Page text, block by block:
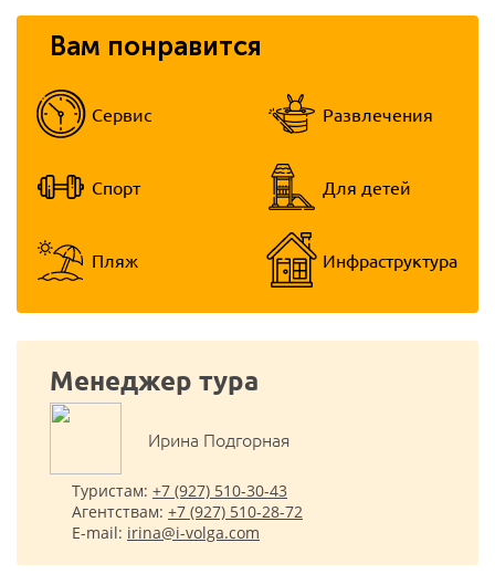
Вам понравится
Сервис Развлечения
Спорт Для детей
Пляж Инфраструктура
Менеджер тура
Ирина Подгорная
Туристам: +7 (927) 510-30-43
Агентствам: +7 (927) 510-28-72
E-mail: irina@i-volga.com